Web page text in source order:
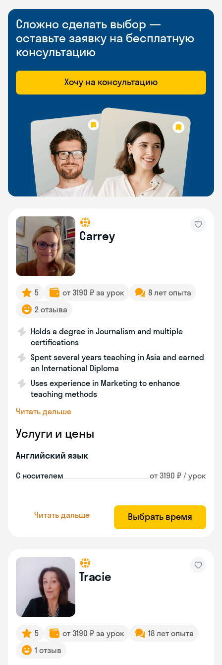
Сложно сделать выбор —
оставьте заявку на бесплатную
консультацию
Хочу на консультацию
Carrey
5 от 3190 ₽ за урок
8 лет опыта
2 отзыва
Holds a degree in Journalism and multiple
certifications
Spent several years teaching in Asia and earned
an International Diploma
Uses experience in Marketing to enhance
teaching methods
Читать дальше
Услуги и цены
Английский язык
С носителем от 3190 ₽ / урок
Читать дальше Выбрать время
Tracie
5 от 3190 ₽ за урок
18 лет опыта
1 отзыв